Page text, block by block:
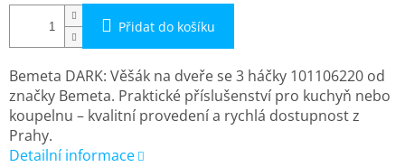
Přidat do košíku
Bemeta DARK: Věšák na dveře se 3 háčky 101106220 od
značky Bemeta. Praktické příslušenství pro kuchyň nebo
koupelnu – kvalitní provedení a rychlá dostupnost z
Prahy.
Detailní informace